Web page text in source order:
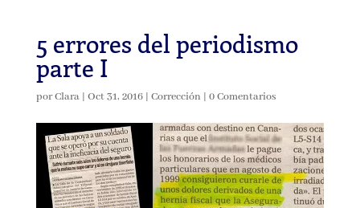
5 errores del periodismo
parte I
porClara| Oct 31, 2016| Corrección | 0 Comentarios